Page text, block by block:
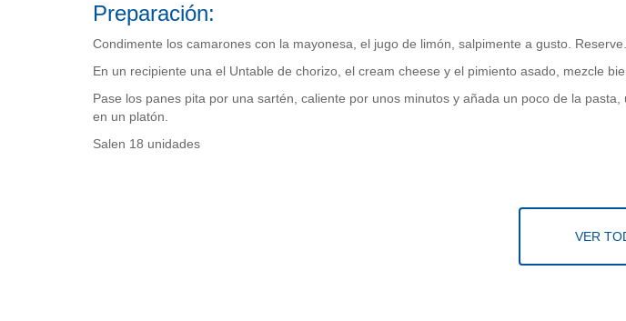
Preparación:
Condimente los camarones con la mayonesa, el jugo de limón, salpimente a gusto. Reserve.
En un recipiente una el Untable de chorizo, el cream cheese y el pimiento asado, mezcle
Pase los panes pita por una sartén, caliente por unos minutos y añada un poco de la
en un platón.
Salen 18 unidades
VER